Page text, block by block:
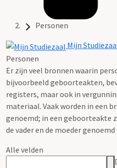
Personen
Mijn
Personen
Er zijn veel bronnen waarin
bijvoorbeeld geboorteakten,
registers, maar ook in
materiaal. Vaak worden in een
genoemd; in een geboorteakte
de vader en de moeder
Alle velden